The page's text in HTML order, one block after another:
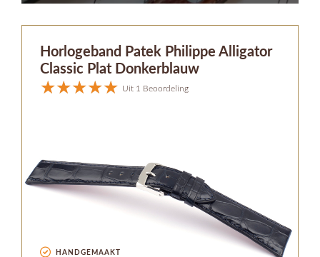
Horlogeband Patek Philippe Alligator
Classic Plat Donkerblauw
Uit 1 Beoordeling
HANDGEMAAKT